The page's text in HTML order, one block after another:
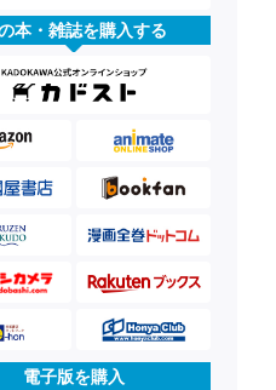
本・雑誌を購入する
電子版を購入